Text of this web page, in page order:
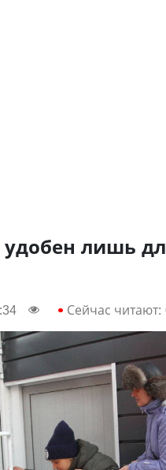
лишь
Сейчас читают: